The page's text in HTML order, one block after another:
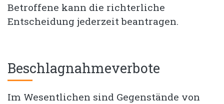
Betroffene kann die richterliche
Entscheidung jederzeit beantragen.
Beschlagnahmeverbote
Im Wesentlichen sind Gegenstände von